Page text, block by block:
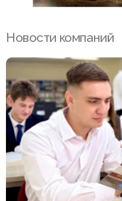
Новости компаний